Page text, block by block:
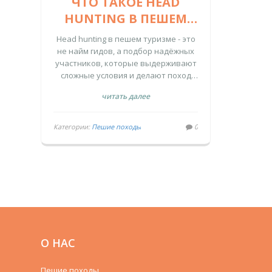
HUNTING В ПЕШЕМ
ТУРИЗМЕ: КАК
НАХОДЯТ ЛУЧШИХ
ГИДОВ И
УЧАСТНИКОВ
ПОХОДОВ
Head hunting в пешем туризме - это
не найм гидов, а подбор надёжных
участников, которые выдерживают
сложные условия и делают поход
таких людей и как стать одним из
читать далее
Категории: Пешие походы 0
О НАС